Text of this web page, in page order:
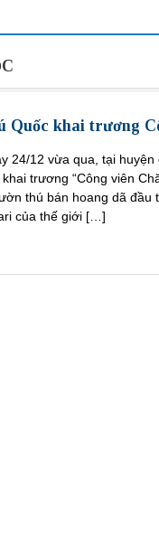
Quốc khai trương
24/12 vừa qua, tại
trương “Công viên
thú bán hoang dã đầu
của thế giới […]